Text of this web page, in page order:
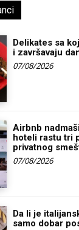
Delikates sa
i završavaju
07/08/2026
Airbnb
hoteli rastu tri
privatnog
07/08/2026
Da li je
samo dobar